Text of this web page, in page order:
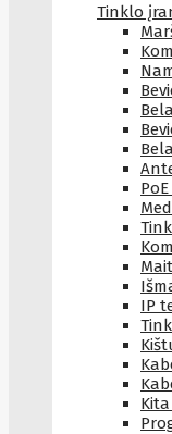
Tinklo
IP